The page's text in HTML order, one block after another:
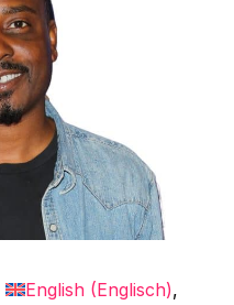
English (Englisch)